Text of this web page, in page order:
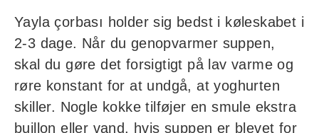
Yayla çorbası holder sig bedst i køleskabet i
2-3 dage. Når du genopvarmer suppen,
skal du gøre det forsigtigt på lav varme og
røre konstant for at undgå, at yoghurten
skiller. Nogle kokke tilføjer en smule ekstra
buillon eller vand, hvis suppen er blevet for